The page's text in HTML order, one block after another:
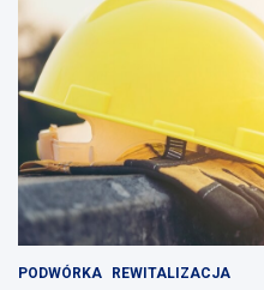
PODWÓRKA REWITALIZACJA